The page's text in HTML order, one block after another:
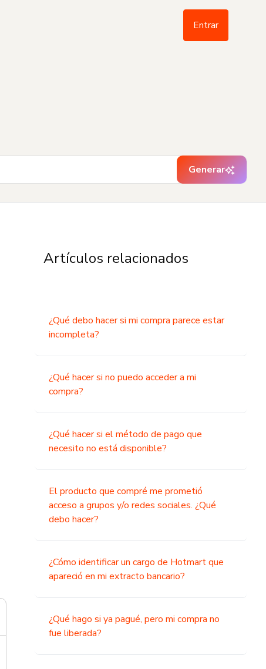
Entrar
Generar
Artículos relacionados
¿Qué debo hacer si mi compra parece estar
incompleta?
¿Qué hacer si no puedo acceder a mi
compra?
¿Qué hacer si el método de pago que
necesito no está disponible?
El producto que compré me prometió
acceso a grupos y/o redes sociales. ¿Qué
debo hacer?
¿Cómo identificar un cargo de Hotmart que
apareció en mi extracto bancario?
¿Qué hago si ya pagué, pero mi compra no
fue liberada?